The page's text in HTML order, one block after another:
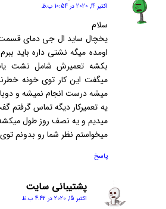
گفته:اکتبر 14, 2020 در 10:54 ب.ظ
سلام
اومده میگه نشتی داره باید
بکشه تعمیرش شامل نشت
میگفت این کار توی خونه
میشه درست انجام نمیشه و
یه تعمیرکار دیگه تماس گرفتم
میدیم و یه نصف روز طول
میخواستم نظر شما رو بدونم
پاسخ
پشتیبانی سایت
گفته:اکتبر 15, 2020 در 4:42 ب.ظ